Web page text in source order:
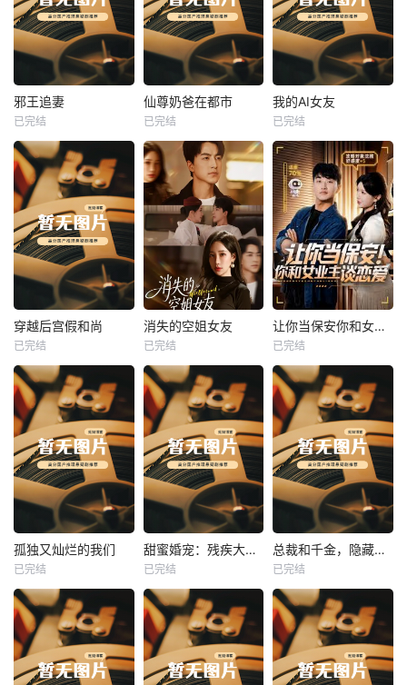
热播
邪王追妻
未知
邪王追妻
已完结
热播
未知
仙尊奶爸在都市
已完结
热播
我的AI女友
未知
我的AI女友
已完结
热播
未知
穿越后宫假和尚
已完结
热播
未知
消失的空姐女友
已完结
热播
未知
让你当保安你和女业主谈恋爱
已完结
热播
未知
孤独又灿烂的我们
已完结
热播
未知
甜蜜婚宠：残疾大佬夜夜撩
已完结
热播
未知
总裁和千金，隐藏身份闪婚了
已完结